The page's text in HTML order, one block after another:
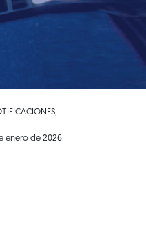
enero de 2026